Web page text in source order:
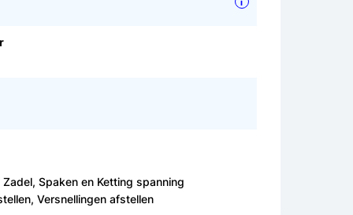
Spaken en Ketting spanning
Versnellingen afstellen